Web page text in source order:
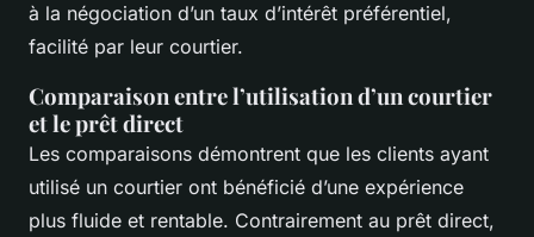
à la négociation d’un taux d’intérêt préférentiel,
facilité par leur courtier.
Comparaison entre l’utilisation d’un courtier
et le prêt direct
Les comparaisons démontrent que les clients ayant
utilisé un courtier ont bénéficié d’une expérience
plus fluide et rentable. Contrairement au prêt direct,